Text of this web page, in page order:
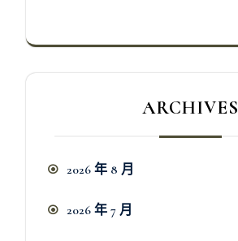
ARCHIVES
2026 年 8 月
2026 年 7 月